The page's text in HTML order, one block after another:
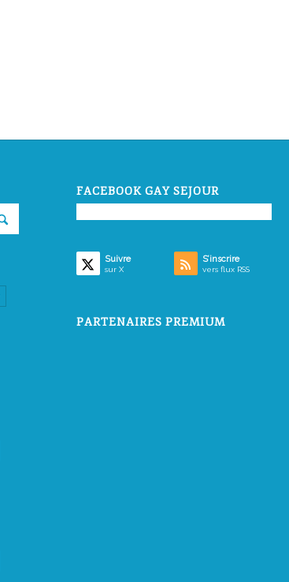
FACEBOOK GAY SEJOUR
Suivre
sur X
S’inscrire
vers flux RSS
PARTENAIRES PREMIUM